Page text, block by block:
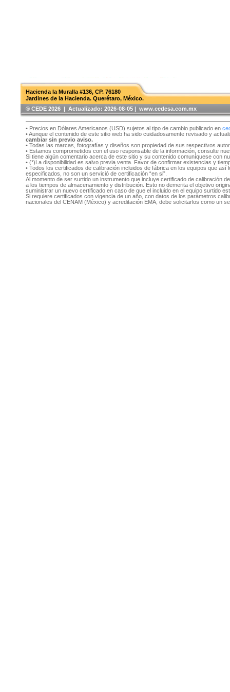
Hacienda la Muralla #136, CP. 76180
Jardines de la Hacienda. Querétaro, México.
®️ CEDE 2026 | Actualizado: 2026-08-05 | www.cedesa.com.mx
• Precios en Dólares Americanos (USD) sujetos al tipo de cambio publicado en
• Aunque el contenido de este sitio web ha sido cuidadosamente revisado y
cambiar sin previo aviso.
• Todas las marcas, fotografías y diseños son propiedad de sus respectivos
• Estamos comprometidos con el uso responsable de la información, consulte
Si tiene algún comentario acerca de este sitio y su contenido comuníquese con
• (*)La disponibilidad es salvo previa venta. Favor de confirmar existencias y
• Todos los certificados de calibración incluidos de fábrica en los equipos que
especificados, no son un servició de certificación “en si”.
Al momento de ser surtido un instrumento que incluye certificado de calibración
a los tiempos de almacenamiento y distribución. Esto no demerita el objetivo
suministrar un nuevo certificado en caso de que el incluido en el equipo surtido
Si requiere certificados con vigencia de un año, con datos de los parámetros
nacionales del CENAM (México) y acreditación EMA, debe solicitarlos como un